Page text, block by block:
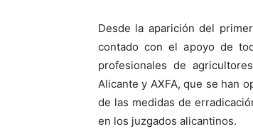
Desde la aparición del
contado con el apoyo de
profesionales de
Alicante y AXFA, que se han
de las medidas de
en los juzgados alicantinos.